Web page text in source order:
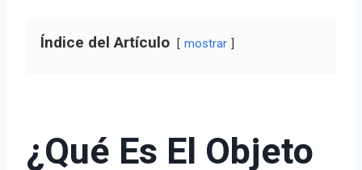
Índice del Artículo mostrar
¿Qué Es El Objeto